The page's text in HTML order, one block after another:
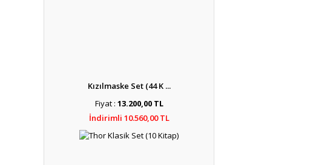
Kızılmaske Set (44 K ...
Fiyat : 13.200,00 TL
İndirimli 10.560,00 TL